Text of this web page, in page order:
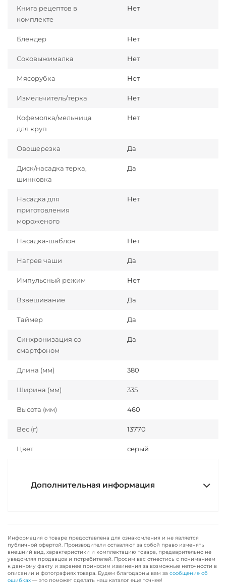
Книга рецептов в
комплекте
Нет
Блендер Нет
Соковыжималка Нет
Мясорубка Нет
Измельчитель/терка Нет
Кофемолка/мельница
для круп
Нет
Овощерезка Да
Диск/насадка терка,
шинковка
Да
Насадка для
приготовления
мороженого
Нет
Насадка-шаблон Нет
Нагрев чаши Да
Импульсный режим Нет
Взвешивание Да
Таймер Да
Синхронизация со
смартфоном
Да
Длина (мм) 380
Ширина (мм) 335
Высота (мм) 460
Вес (г) 13770
Цвет серый
Дополнительная информация
Информация о товаре предоставлена для ознакомления и не является
публичной офертой. Производители оставляют за собой право изменять
внешний вид, характеристики и комплектацию товара, предварительно не
уведомляя продавцов и потребителей. Просим вас отнестись с пониманием
к данному факту и заранее приносим извинения за возможные неточности в
описании и фотографиях товара. Будем благодарны вам за сообщение об
ошибках — это поможет сделать наш каталог еще точнее!